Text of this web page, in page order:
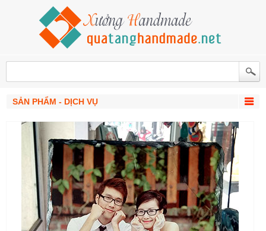
SẢN PHẨM - DỊCH VỤ